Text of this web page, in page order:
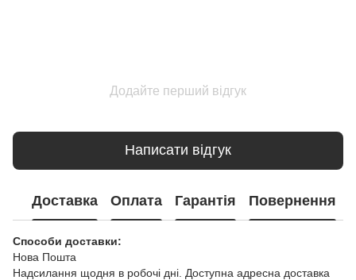
Додайте перший відгук
Написати відгук
Доставка Оплата Гарантія Повернення
Способи доставки:
Нова Пошта
Надсилання щодня в робочі дні. Доступна адресна доставка